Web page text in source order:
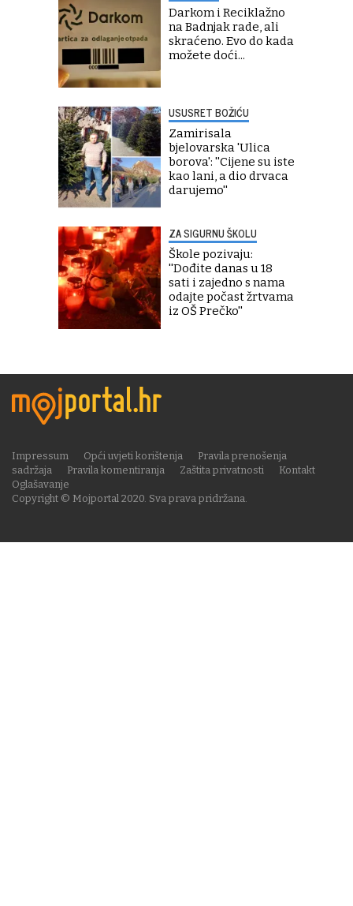
Darkom i Reciklažno
na Badnjak rade, ali
skraćeno. Evo do kada
možete doći...
USUSRET BOŽIĆU
Zamirisala
bjelovarska 'Ulica
borova': ''Cijene su iste
kao lani, a dio drvaca
darujemo''
ZA SIGURNU ŠKOLU
Škole pozivaju:
''Dođite danas u 18
sati i zajedno s nama
odajte počast žrtvama
iz OŠ Prečko''
Copyright © Mojportal 2020. Sva prava pridržana.
Impressum Opći uvjeti korištenja
Pravila prenošenja
sadržaja
Pravila komentiranja Zaštita privatnosti
Kontakt
Oglašavanje